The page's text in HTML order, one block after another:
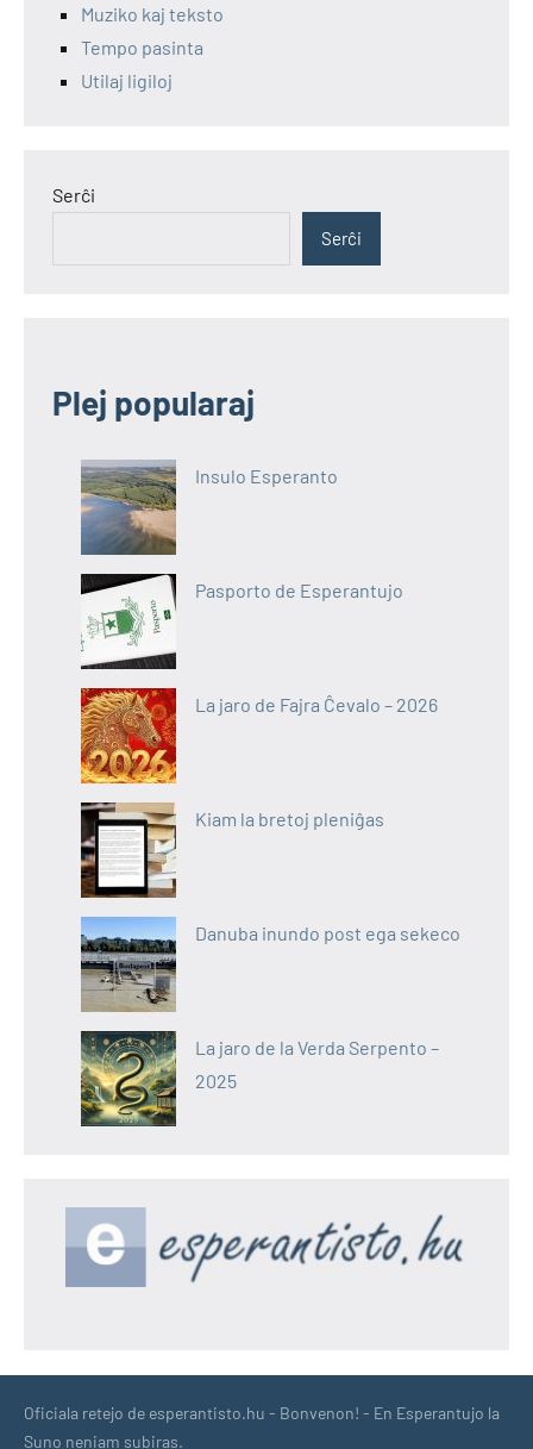
Muziko kaj teksto
Tempo pasinta
Utilaj ligiloj
Serĉi
Serĉi
Plej popularaj
Insulo Esperanto
Pasporto de Esperantujo
La jaro de Fajra Ĉevalo – 2026
Kiam la bretoj pleniĝas
Danuba inundo post ega sekeco
La jaro de la Verda Serpento –
2025
Oficiala retejo de esperantisto.hu - Bonvenon! - En Esperantujo la
Suno neniam subiras.